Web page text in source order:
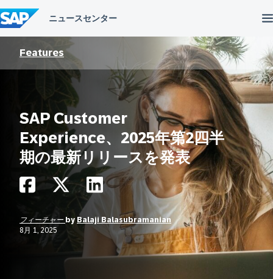
ン
テ
ン
Features
SAP Customer
Experience、2025年第2四半
期の最新リリースを発表
フィーチャー by Balaji Balasubramanian
8月 1, 2025